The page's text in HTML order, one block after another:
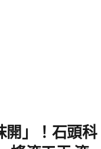
開」！石頭科